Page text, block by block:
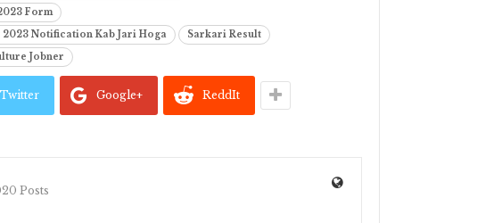
Form
Notification Kab Jari Hoga
Sarkari Result
Jobner
Twitter Google+ ReddIt
Posts